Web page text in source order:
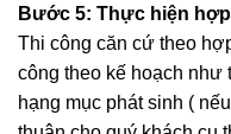
Bước 5: Thực hiện
Thi công căn cứ theo
công theo kế hoạch như
hạng mục phát sinh (